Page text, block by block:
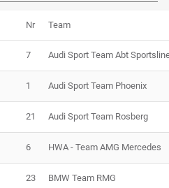
Nr Team
7 Audi Sport Team Abt
1 Audi Sport Team Phoenix
21 Audi Sport Team Rosberg
6 HWA - Team AMG Mercedes
23 BMW Team RMG